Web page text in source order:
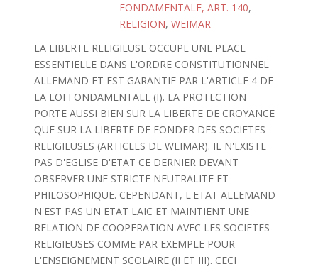
FONDAMENTALE, ART. 140,
RELIGION, WEIMAR
LA LIBERTE RELIGIEUSE OCCUPE UNE PLACE
ESSENTIELLE DANS L'ORDRE CONSTITUTIONNEL
ALLEMAND ET EST GARANTIE PAR L'ARTICLE 4 DE
LA LOI FONDAMENTALE (I). LA PROTECTION
PORTE AUSSI BIEN SUR LA LIBERTE DE CROYANCE
QUE SUR LA LIBERTE DE FONDER DES SOCIETES
RELIGIEUSES (ARTICLES DE WEIMAR). IL N'EXISTE
PAS D'EGLISE D'ETAT CE DERNIER DEVANT
OBSERVER UNE STRICTE NEUTRALITE ET
PHILOSOPHIQUE. CEPENDANT, L'ETAT ALLEMAND
N'EST PAS UN ETAT LAIC ET MAINTIENT UNE
RELATION DE COOPERATION AVEC LES SOCIETES
RELIGIEUSES COMME PAR EXEMPLE POUR
L'ENSEIGNEMENT SCOLAIRE (II ET III). CECI